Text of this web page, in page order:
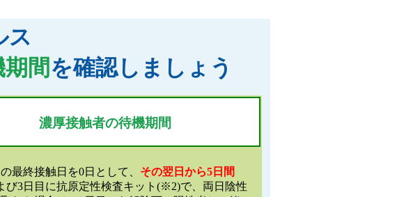
ス
間を確認しましょう
濃厚接触者の待機期間
最終接触日を0日として、 その翌日から5日間
び3日目に抗原定性検査キット(※2)で、両日陰性